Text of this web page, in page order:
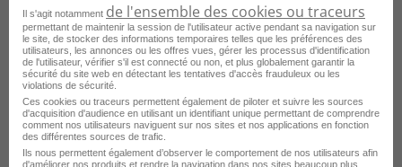
Comptable client
Il s'agit notamment de l'ensemble des cookies ou traceurs
permettant de maintenir la session de l'utilisateur active pendant sa navigation sur
le site, de stocker des informations temporaires telles que les préférences des
utilisateurs, les annonces ou les offres vues, gérer les processus d'identification
de l'utilisateur, vérifier s'il est connecté ou non, et plus globalement garantir la
sécurité du site web en détectant les tentatives d'accès frauduleux ou les
violations de sécurité.
Ces cookies ou traceurs permettent également de piloter et suivre les sources
d'acquisition d'audience en utilisant un identifiant unique permettant de comprendre
comment nos utilisateurs naviguent sur nos sites et nos applications en fonction
des différentes sources de trafic.
Ils nous permettent également d’observer le comportement de nos utilisateurs afin
d'améliorer nos produits et rendre la navigation dans nos sites beaucoup plus